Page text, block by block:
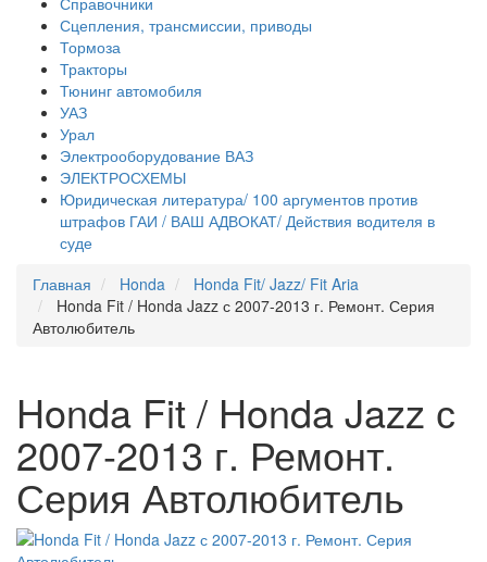
Сцепления, трансмиссии, приводы
Тормоза
Тракторы
Тюнинг автомобиля
УАЗ
Урал
Электрооборудование ВАЗ
ЭЛЕКТРОСХЕМЫ
Юридическая литература/ 100 аргументов против
штрафов ГАИ / ВАШ АДВОКАТ/ Действия водителя в
суде
Главная
Honda
Honda Fit/ Jazz/ Fit Aria
Honda Fit / Honda Jazz с 2007-2013 г. Ремонт. Серия
Автолюбитель
Honda Fit / Honda Jazz с
2007-2013 г. Ремонт.
Серия Автолюбитель